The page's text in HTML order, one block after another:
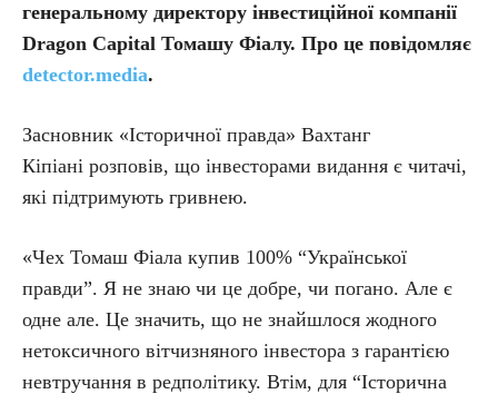
генеральному директору інвестиційної компанії
Dragon Capital Томашу Фіалу. Про це повідомляє
detector.media.
Засновник «Історичної правда» Вахтанг
Кіпіані розповів, що інвесторами видання є читачі,
які підтримують гривнею.
«Чех Томаш Фіала купив 100% “Української
правди”. Я не знаю чи це добре, чи погано. Але є
одне але. Це значить, що не знайшлося жодного
нетоксичного вітчизняного інвестора з гарантією
невтручання в редполітику. Втім, для “Історична